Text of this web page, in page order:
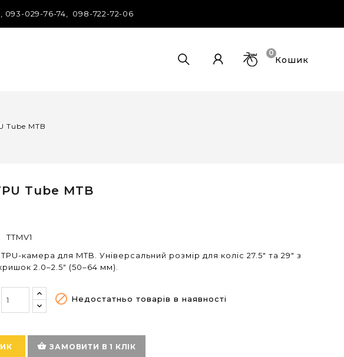
093-029-76-74, 098-722-72-06
Кошик
0
Tube MTB
Tube MTB
TTMV1
камера для MTB. Універсальний розмір для коліс 27.5" та 29" з
2.0–2.5" (50–64 мм).
 Недостатньо товарів в наявності
shopping_basket ЗАМОВИТИ В 1 КЛІК